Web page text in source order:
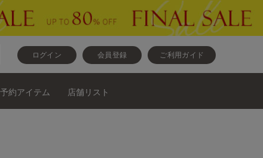
ログイン 会員登録 ご利用ガイド
予約アイテム 店舗リスト